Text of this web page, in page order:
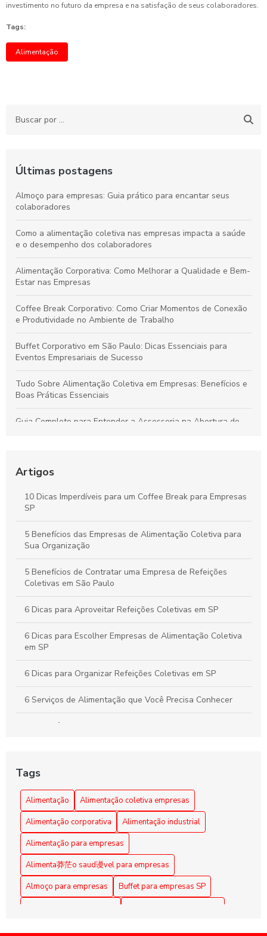
investimento no futuro da empresa e na satisfação de seus colaboradores.
Tags:
Alimentação
Últimas postagens
Almoço para empresas: Guia prático para encantar seus
colaboradores
Como a alimentação coletiva nas empresas impacta a saúde
e o desempenho dos colaboradores
Alimentação Corporativa: Como Melhorar a Qualidade e Bem-
Estar nas Empresas
Coffee Break Corporativo: Como Criar Momentos de Conexão
e Produtividade no Ambiente de Trabalho
Buffet Corporativo em São Paulo: Dicas Essenciais para
Eventos Empresariais de Sucesso
Tudo Sobre Alimentação Coletiva em Empresas: Benefícios e
Boas Práticas Essenciais
Guia Completo para Entender a Assessoria na Abertura de
Melhorar o Ambiente de Trabalho
Estratégias para um Coffee Break Corporativo que
Potencializa a Produtividade e o Bem-Estar da Equipe
Buffet para Empresas em São Paulo: Guia Completo para
Organizar Eventos Corporativos Perfeitos
Artigos
10 Dicas Imperdíveis para um Coffee Break para Empresas
SP
5 Benefícios das Empresas de Alimentação Coletiva para
Sua Organização
5 Benefícios de Contratar uma Empresa de Refeições
Coletivas em São Paulo
6 Dicas para Aproveitar Refeições Coletivas em SP
6 Dicas para Escolher Empresas de Alimentação Coletiva
em SP
6 Dicas para Organizar Refeições Coletivas em SP
6 Serviços de Alimentação que Você Precisa Conhecer
A importância da alimentação coletiva empresarial
Alimentação Coletiva em Empresas: Benefícios e Dicas
Alimentação Coletiva em Empresas: Benefícios e
Estratégias Eficazes
Alimentação Coletiva em Empresas: Benefícios e Práticas
Alimentação coletiva em empresas: como implementar e os
benefícios para a equipe
Tags
Alimentação
Alimentação coletiva empresas
Alimentação corporativa
Alimentação industrial
Alimentação para empresas
Alimenta莽茫o saud谩vel para empresas
Almoço para empresas
Buffet para empresas SP